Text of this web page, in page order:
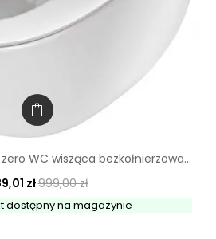
zero WC wisząca bezkołnierzowa...
zł999,00 zł
dostępny na magazynie